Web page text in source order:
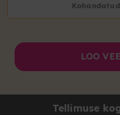
LOO
Tellimuse